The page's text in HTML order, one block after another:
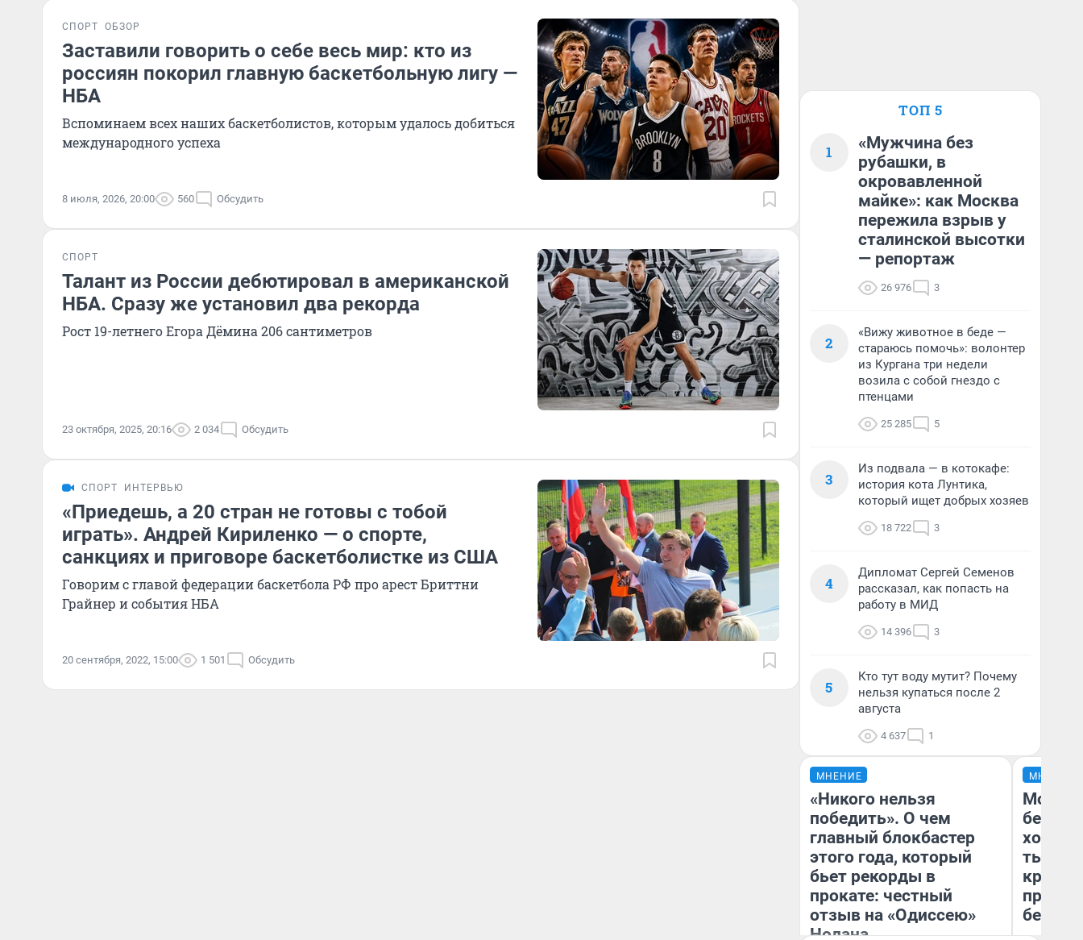
СПОРТ ОБЗОР
Заставили говорить о себе весь мир: кто из
россиян покорил главную баскетбольную лигу —
НБА
Вспоминаем всех наших баскетболистов, которым удалось добиться
международного успеха
8 июля, 2026, 20:00 560 Обсудить
СПОРТ
Талант из России дебютировал в американской
НБА. Сразу же установил два рекорда
Рост 19-летнего Егора Дёмина 206 сантиметров
23 октября, 2025, 20:16 2 034 Обсудить
СПОРТ ИНТЕРВЬЮ
«Приедешь, а 20 стран не готовы с тобой
играть». Андрей Кириленко — о спорте,
санкциях и приговоре баскетболистке из США
Говорим с главой федерации баскетбола РФ про арест Бриттни
Грайнер и события НБА
20 сентября, 2022, 15:00 1 501 Обсудить
ТОП 5
1
«Мужчина без
рубашки, в
окровавленной
майке»: как Москва
пережила взрыв у
сталинской высотки
— репортаж
26 976 3
2
«Вижу животное в беде —
стараюсь помочь»: волонтер
из Кургана три недели
возила с собой гнездо с
птенцами
25 285 5
3
Из подвала — в котокафе:
история кота Лунтика,
который ищет добрых хозяев
18 722 3
4
Дипломат Сергей Семенов
рассказал, как попасть на
работу в МИД
14 396 3
5
Кто тут воду мутит? Почему
нельзя купаться после 2
августа
4 637 1
МНЕНИЕ
«Никого нельзя
победить». О чем
главный блокбастер
этого года, который
бьет рекорды в
прокате: честный
отзыв на «Одиссею»
Нолана
МНЕНИЕ
Мой
хотела
тысяч,